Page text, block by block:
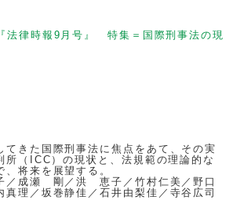
『法律時報9月号』 特集＝国際刑事法の現
てきた国際刑事法に焦点をあて、その実
所（ICC）の現状と、法規範の理論的な
将来を展望する。
／成瀬 剛／洪 恵子／竹村仁美／野口
真理／坂巻静佳／石井由梨佳／寺谷広司